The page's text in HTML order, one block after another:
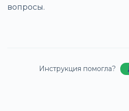
вопросы.
Инструкция помогла?